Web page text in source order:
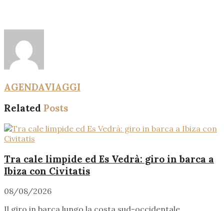
AGENDAVIAGGI
Related Posts
Tra cale limpide ed Es Vedrà: giro in barca a
Ibiza con Civitatis
08/08/2026